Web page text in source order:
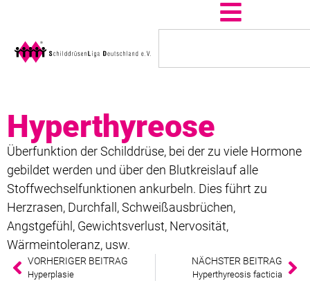
Hyperthyreose
Überfunktion der Schilddrüse, bei der zu viele Hormone
gebildet werden und über den Blutkreislauf alle
Stoffwechselfunktionen ankurbeln. Dies führt zu
Herzrasen, Durchfall, Schweißausbrüchen,
Angstgefühl, Gewichtsverlust, Nervosität,
Wärmeintoleranz, usw.
VORHERIGER BEITRAG
Hyperplasie
NÄCHSTER BEITRAG
Hyperthyreosis facticia